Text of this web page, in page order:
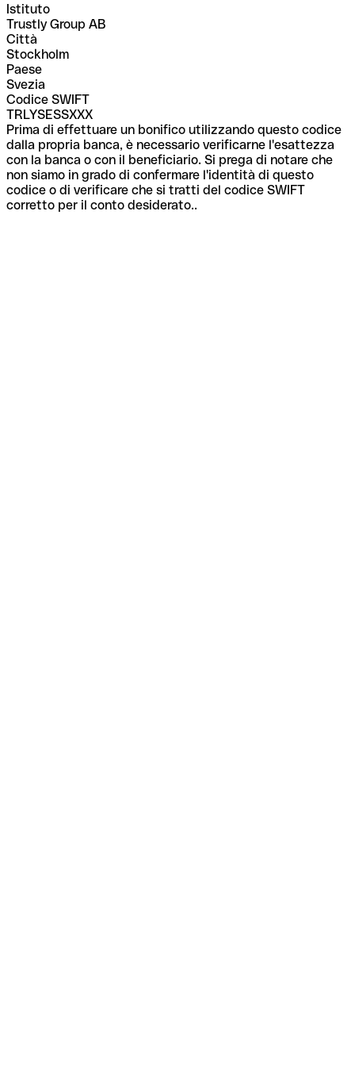
Istituto
Trustly Group AB
Città
Stockholm
Paese
Svezia
Codice SWIFT
TRLYSESSXXX
Prima di effettuare un bonifico utilizzando questo codice
dalla propria banca, è necessario verificarne l'esattezza
con la banca o con il beneficiario. Si prega di notare che
non siamo in grado di confermare l'identità di questo
codice o di verificare che si tratti del codice SWIFT
corretto per il conto desiderato..